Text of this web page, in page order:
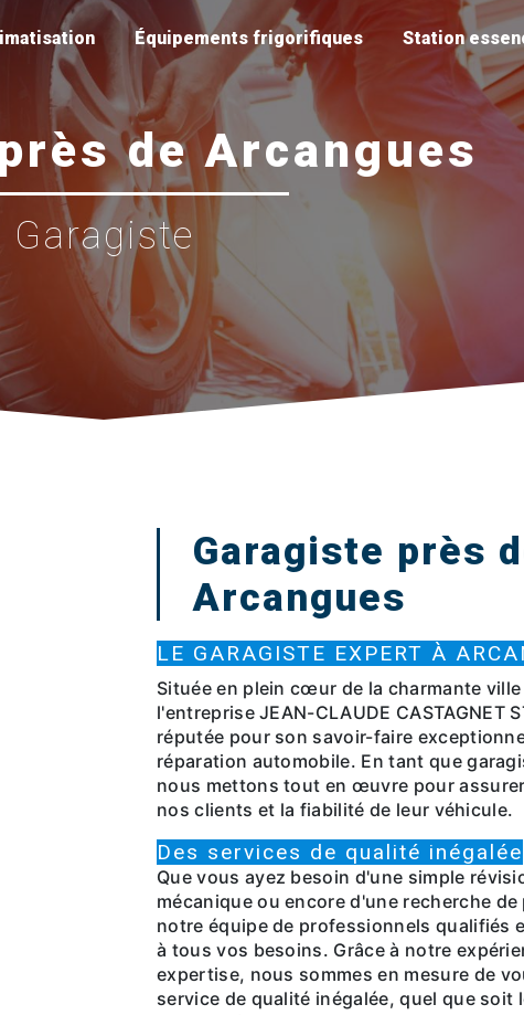
Équipements frigorifiques Station
de Arcangues
Garagiste
Garagiste près
Arcangues
LE GARAGISTE EXPERT À
Située en plein cœur de la charmante
l'entreprise JEAN-CLAUDE CASTAGNET
réputée pour son savoir-faire
réparation automobile. En tant que
nous mettons tout en œuvre pour
nos clients et la fiabilité de leur véhicule.
Des services de qualité inégalée
Que vous ayez besoin d'une simple
mécanique ou encore d'une recherche
notre équipe de professionnels qualifiés
à tous vos besoins. Grâce à notre
expertise, nous sommes en mesure de
service de qualité inégalée, quel que soit